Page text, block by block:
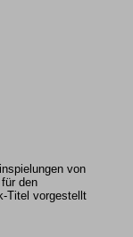
von
den
Titel vorgestellt